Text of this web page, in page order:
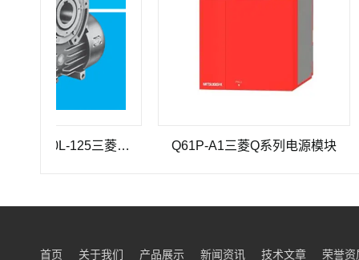
三菱重工SEHV100L-125三菱重工蜗轮蜗杆减速机SEHV100L-125 Q61P-A1三菱Q系列电源模块
首页 关于我们 产品展示 新闻资讯 技术文章 荣誉资